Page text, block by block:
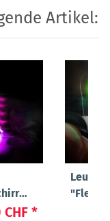
Artikel:
*
"Flex"